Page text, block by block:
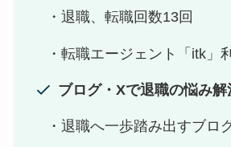
・退職、転職回数13回
・転職エージェント「itk」
ブログ・Xで退職の悩み解
・退職へ一歩踏み出すブロ